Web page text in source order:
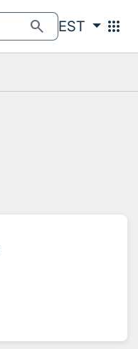
search EST apps